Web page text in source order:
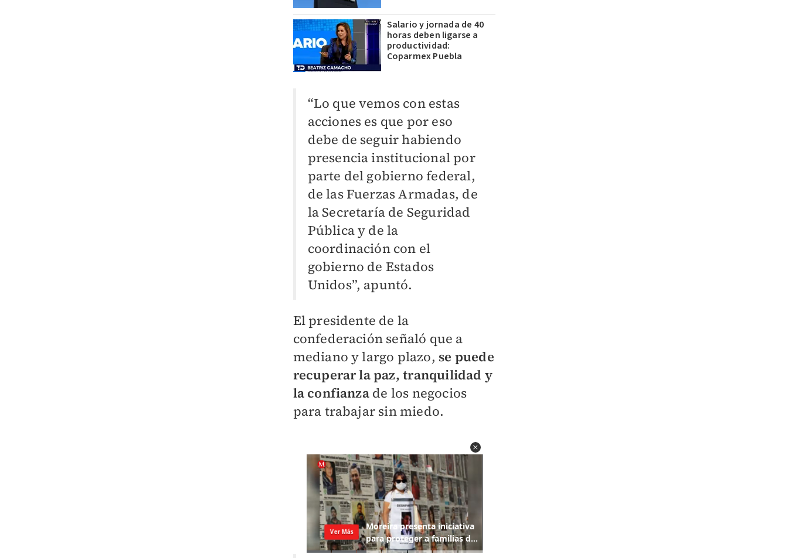
Salario y jornada de 40
horas deben ligarse a
productividad:
Coparmex Puebla
“Lo que vemos con estas
acciones es que por eso
debe de seguir habiendo
presencia institucional por
parte del gobierno federal,
de las Fuerzas Armadas, de
la Secretaría de Seguridad
Pública y de la
coordinación con el
gobierno de Estados
Unidos”, apuntó.
El presidente de la
confederación señaló que a
mediano y largo plazo, se puede
recuperar la paz, tranquilidad y
la confianzade los negocios
para trabajar sin miedo.